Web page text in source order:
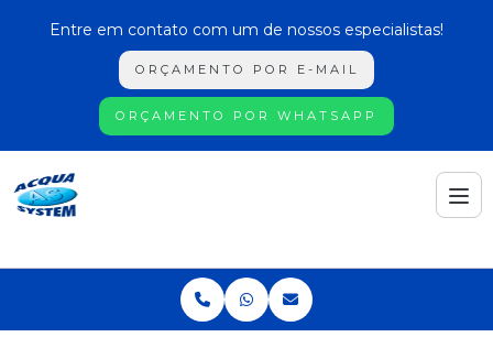
Entre em contato com um de nossos especialistas!
ORÇAMENTO POR E-MAIL
ORÇAMENTO POR WHATSAPP